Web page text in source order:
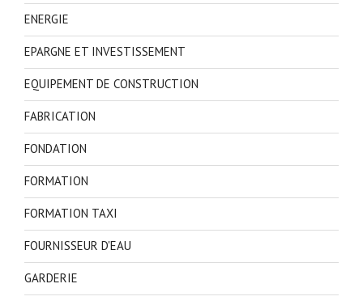
ENERGIE
EPARGNE ET INVESTISSEMENT
EQUIPEMENT DE CONSTRUCTION
FABRICATION
FONDATION
FORMATION
FORMATION TAXI
FOURNISSEUR D'EAU
GARDERIE